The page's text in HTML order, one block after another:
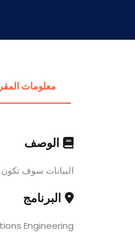
معلومات
الوصف
البيانات سوف تكون
البرنامج
Engineering